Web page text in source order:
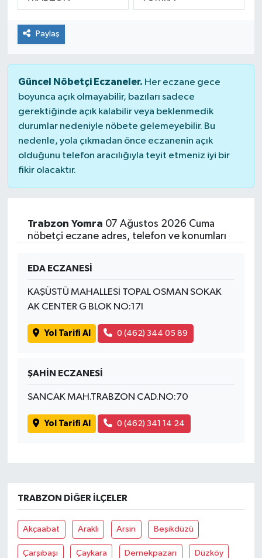
Paylaş
Güncel Nöbetçi Eczaneler. Her eczane gece
boyunca açık olmayabilir, bazıları sadece
gerektiğinde açık kalabilir veya beklenmedik
durumlar nedeniyle nöbete gelemeyebilir. Bu
nedenle, yola çıkmadan önce eczanenin açık
olduğunu telefon aracılığıyla teyit etmeniz iyi bir
fikir olacaktır.
Trabzon Yomra 07 Ağustos 2026 Cuma
nöbetçi eczane adres, telefon ve konumları
EDA ECZANESİ
KAŞÜSTÜ MAHALLESİ TOPAL OSMAN SOKAK
AK CENTER G BLOK NO:17I
Yol Tarifi Al 0 (462) 344 05 89
ŞAHİN ECZANESİ
SANCAK MAH.TRABZON CAD.NO:70
Yol Tarifi Al 0 (462) 341 14 24
TRABZON DIĞER İLÇELER
Akçaabat Araklı Arsin Beşikdüzü
Çarşıbaşı Çaykara Dernekpazarı Düzköy